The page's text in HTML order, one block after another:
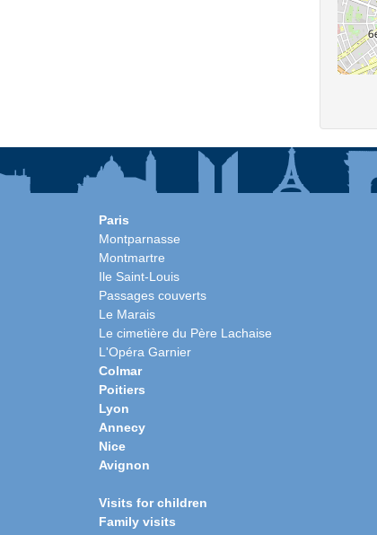
Paris
Montparnasse
Montmartre
Ile Saint-Louis
Passages couverts
Le Marais
Le cimetière du Père Lachaise
L'Opéra Garnier
Colmar
Poitiers
Lyon
Annecy
Nice
Avignon
Visits for children
Family visits